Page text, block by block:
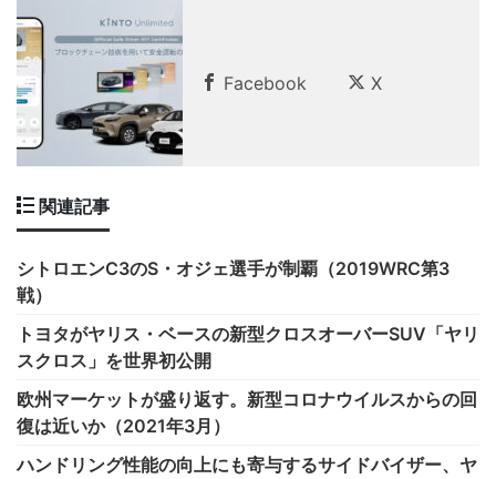
Facebook X
関連記事
シトロエンC3のS・オジェ選手が制覇（2019WRC第3
戦）
トヨタがヤリス・ベースの新型クロスオーバーSUV「ヤリ
スクロス」を世界初公開
欧州マーケットが盛り返す。新型コロナウイルスからの回
復は近いか（2021年3月）
ハンドリング性能の向上にも寄与するサイドバイザー、ヤ